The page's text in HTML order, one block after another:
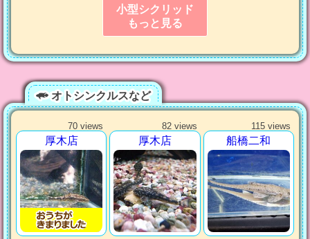
小型シクリッド
もっと見る
オトシンクルスなど
70 views
厚木店
82 views
厚木店
115 views
船橋二和